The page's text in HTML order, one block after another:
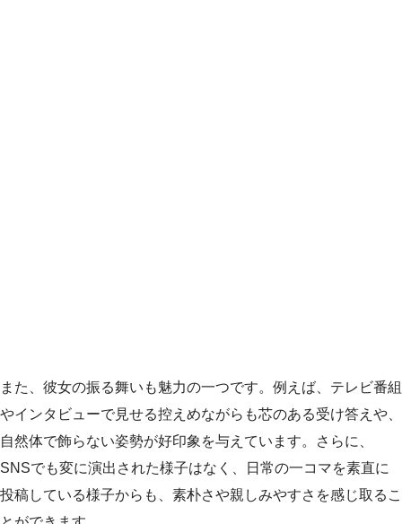
また、彼女の振る舞いも魅力の一つです。例えば、テレビ番組
やインタビューで見せる控えめながらも芯のある受け答えや、
自然体で飾らない姿勢が好印象を与えています。さらに、
SNSでも変に演出された様子はなく、日常の一コマを素直に
投稿している様子からも、素朴さや親しみやすさを感じ取るこ